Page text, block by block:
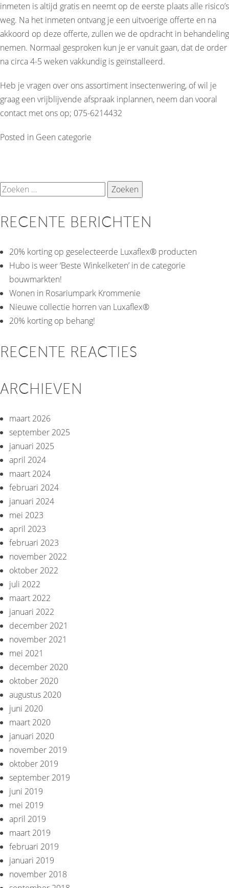
inmeten is altijd gratis en neemt op de eerste plaats alle risico’s
weg. Na het inmeten ontvang je een uitvoerige offerte en na
akkoord op deze offerte, zullen we de opdracht in behandeling
nemen. Normaal gesproken kun je er vanuit gaan, dat de order
na circa 4-5 weken vakkundig is geïnstalleerd.
Heb je vragen over ons assortiment insectenwering, of wil je
graag een vrijblijvende afspraak inplannen, neem dan vooral
contact met ons op; 075-6214432
Posted in Geen categorie
Zoeken
RECENTE BERICHTEN
20% korting op geselecteerde Luxaflex® producten
Hubo is weer ‘Beste Winkelketen’ in de categorie
bouwmarkten!
Wonen in Rosariumpark Krommenie
Nieuwe collectie horren van Luxaflex®
20% korting op behang!
RECENTE REACTIES
ARCHIEVEN
maart 2026
september 2025
januari 2025
april 2024
maart 2024
februari 2024
januari 2024
mei 2023
april 2023
februari 2023
november 2022
oktober 2022
juli 2022
maart 2022
januari 2022
december 2021
november 2021
mei 2021
december 2020
oktober 2020
augustus 2020
juni 2020
maart 2020
januari 2020
november 2019
oktober 2019
september 2019
juni 2019
mei 2019
april 2019
maart 2019
februari 2019
januari 2019
november 2018